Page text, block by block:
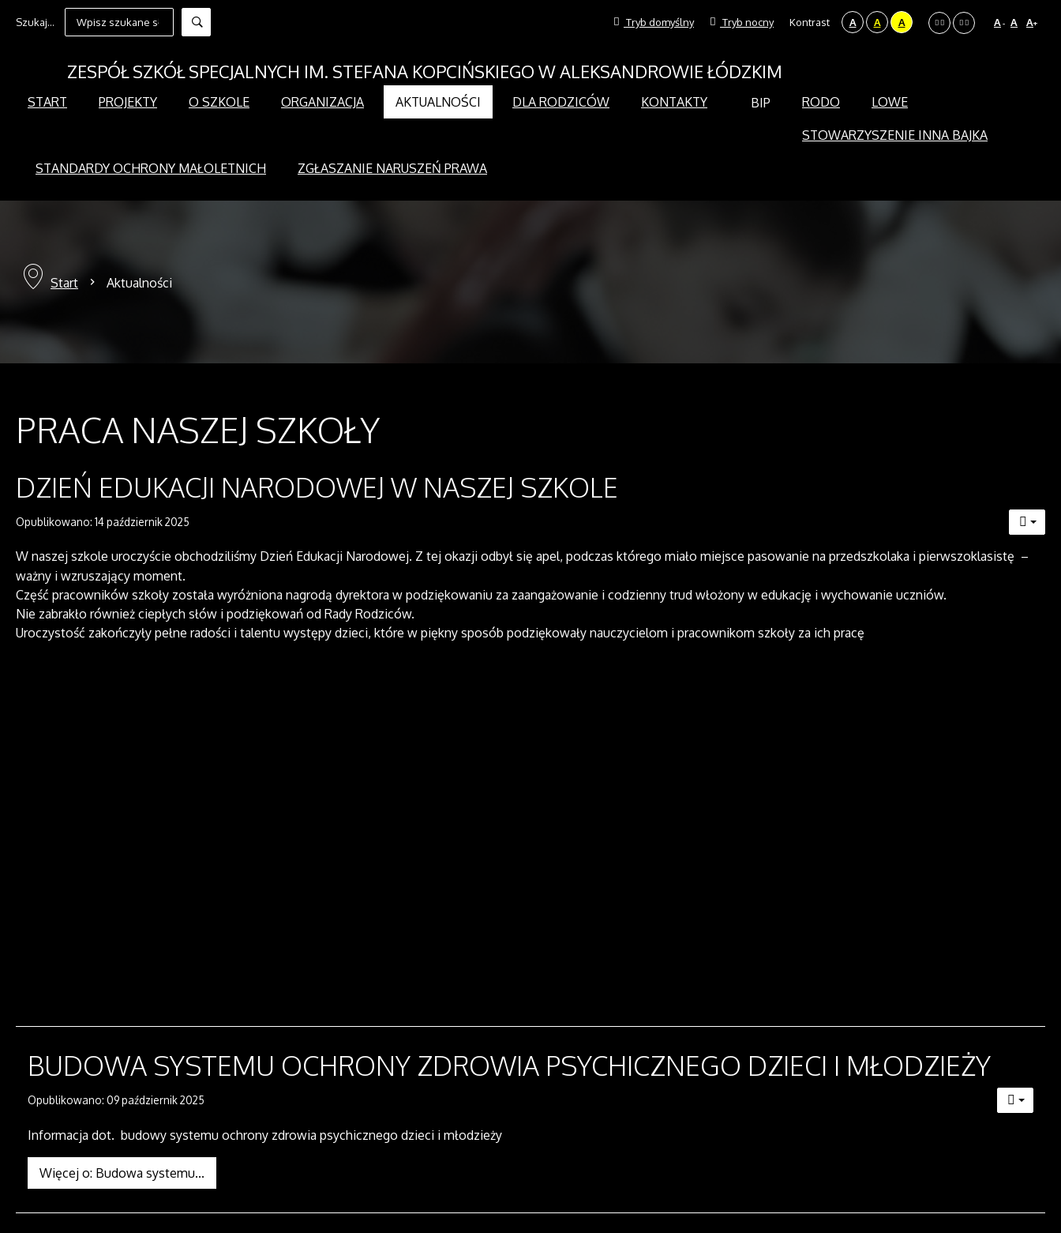
Szukaj... Tryb domyślny Tryb nocny Kontrast A A A A- A A+
ZESPÓŁ SZKÓŁ SPECJALNYCH IM. STEFANA KOPCIŃSKIEGO W ALEKSANDROWIE ŁÓDZKIM
START PROJEKTY O SZKOLE ORGANIZACJA AKTUALNOŚCI DLA RODZICÓW KONTAKTY BIP RODO LOWE
STOWARZYSZENIE INNA BAJKA
STANDARDY OCHRONY MAŁOLETNICH ZGŁASZANIE NARUSZEŃ PRAWA
Start Aktualności
PRACA NASZEJ SZKOŁY
DZIEŃ EDUKACJI NARODOWEJ W NASZEJ SZKOLE
Opublikowano: 14 październik 2025
W naszej szkole uroczyście obchodziliśmy Dzień Edukacji Narodowej. Z tej okazji odbył się apel, podczas którego miało miejsce pasowanie na przedszkolaka i pierwszoklasistę –
ważny i wzruszający moment.
Część pracowników szkoły została wyróżniona nagrodą dyrektora w podziękowaniu za zaangażowanie i codzienny trud włożony w edukację i wychowanie uczniów.
Nie zabrakło również ciepłych słów i podziękowań od Rady Rodziców.
Uroczystość zakończyły pełne radości i talentu występy dzieci, które w piękny sposób podziękowały nauczycielom i pracownikom szkoły za ich pracę
BUDOWA SYSTEMU OCHRONY ZDROWIA PSYCHICZNEGO DZIECI I MŁODZIEŻY
Opublikowano: 09 październik 2025
Informacja dot. budowy systemu ochrony zdrowia psychicznego dzieci i młodzieży
Więcej o: Budowa systemu...